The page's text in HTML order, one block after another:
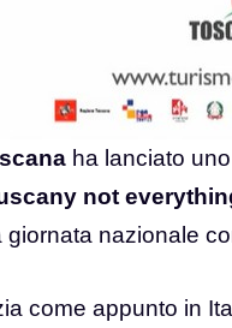
ha lanciato uno
not
nazionale
come appunto in